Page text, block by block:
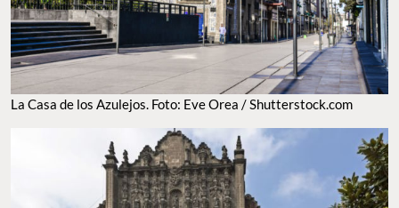
La Casa de los Azulejos. Foto: Eve Orea / Shutterstock.com